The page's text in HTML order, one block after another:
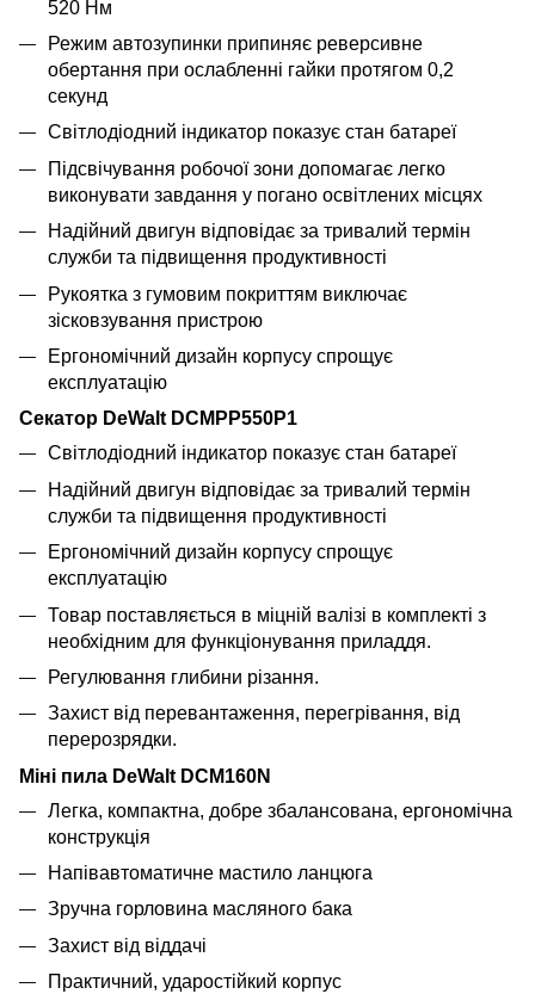
520 Нм
Режим автозупинки припиняє реверсивне
обертання при ослабленні гайки протягом 0,2
секунд
Світлодіодний індикатор показує стан батареї
Підсвічування робочої зони допомагає легко
виконувати завдання у погано освітлених місцях
Надійний двигун відповідає за тривалий термін
служби та підвищення продуктивності
Рукоятка з гумовим покриттям виключає
зісковзування пристрою
Ергономічний дизайн корпусу спрощує
експлуатацію
Секатор DeWalt DCMPP550P1
Світлодіодний індикатор показує стан батареї
Надійний двигун відповідає за тривалий термін
служби та підвищення продуктивності
Ергономічний дизайн корпусу спрощує
експлуатацію
Товар поставляється в міцній валізі в комплекті з
необхідним для функціонування приладдя.
Регулювання глибини різання.
Захист від перевантаження, перегрівання, від
перерозрядки.
Міні пила DeWalt DCM160N
Легка, компактна, добре збалансована, ергономічна
конструкція
Напівавтоматичне мастило ланцюга
Зручна горловина масляного бака
Захист від віддачі
Практичний, ударостійкий корпус